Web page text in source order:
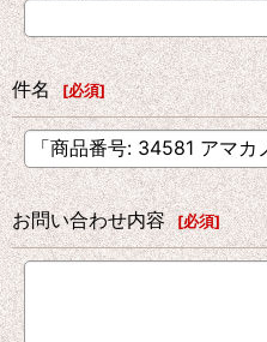
件名 [必須]
お問い合わせ内容 [必須]